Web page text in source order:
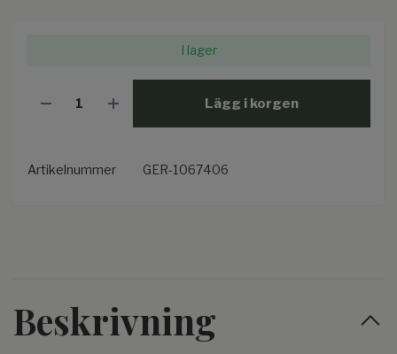
I lager
Lägg i korgen
Artikelnummer GER-1067406
Beskrivning